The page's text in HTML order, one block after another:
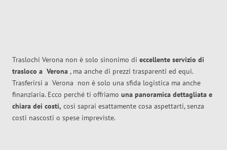
Traslochi Verona non è solo sinonimo di eccellente servizio di
trasloco a Verona , ma anche di prezzi trasparenti ed equi.
Trasferirsi a Verona non è solo una sfida logistica ma anche
finanziaria. Ecco perché ti offriamo una panoramica dettagliata e
chiara dei costi, così saprai esattamente cosa aspettarti, senza
costi nascosti o spese impreviste.